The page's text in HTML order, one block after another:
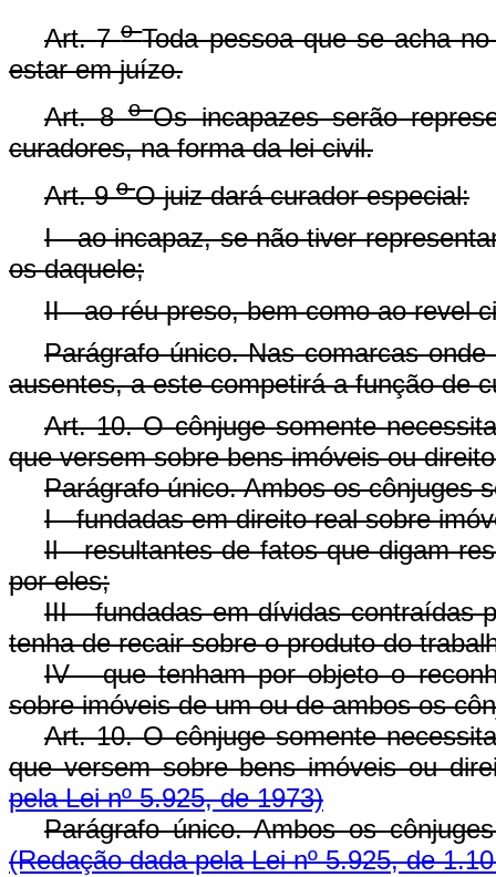
Art. 7oToda pessoa que se acha
estar em juízo.
Art. 8oOs incapazes serão
curadores, na forma da lei civil.
Art. 9oO juiz dará curador especial:
I - ao incapaz, se não tiver
os daquele;
II - ao réu preso, bem como ao revel
Parágrafo único. Nas comarcas
ausentes, a este competirá a função de
Art. 10. O cônjuge somente
que versem sobre bens imóveis ou
Parágrafo único. Ambos os cônjuges
I - fundadas em direito real sobre
Il - resultantes de fatos que digam
por eles;
III - fundadas em dívidas contraídas
tenha de recair sobre o produto do
IV - que tenham por objeto o
sobre imóveis de um ou de ambos os
Art. 10. O cônjuge somente
que versem sobre bens imóveis ou
pela Lei nº 5.925, de 1973)
Parágrafo único. Ambos os
(Redação dada pela Lei nº 5.925, de